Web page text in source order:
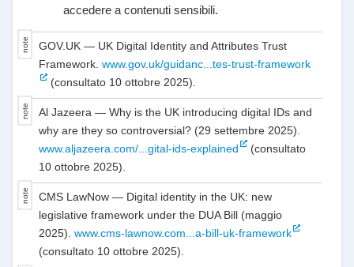
accedere a contenuti sensibili.
GOV.UK — UK Digital Identity and Attributes Trust
Framework. www.gov.uk/guidanc...tes-trust-framework
(consultato 10 ottobre 2025).
Al Jazeera — Why is the UK introducing digital IDs and
why are they so controversial? (29 settembre 2025).
www.aljazeera.com/...gital-ids-explained
(consultato
10 ottobre 2025).
CMS LawNow — Digital identity in the UK: new
legislative framework under the DUA Bill (maggio
2025). www.cms-lawnow.com...a-bill-uk-framework
(consultato 10 ottobre 2025).